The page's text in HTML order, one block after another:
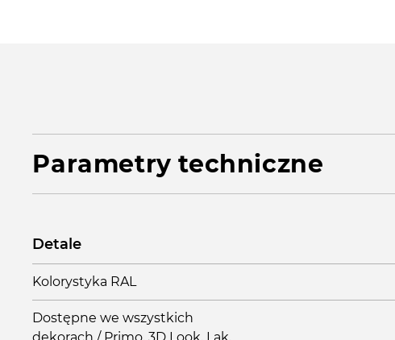
Parametry techniczne
Detale
Kolorystyka RAL
Dostępne we wszystkich